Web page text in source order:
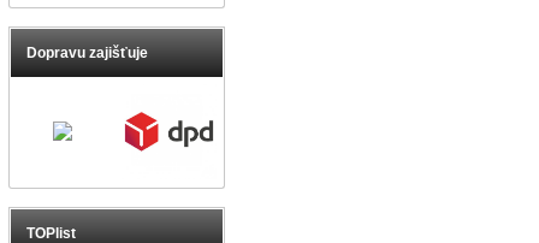
Dopravu zajišťuje
TOPlist